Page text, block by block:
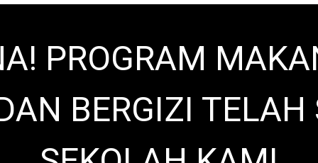
PROGRAM
BERGIZI TELAH